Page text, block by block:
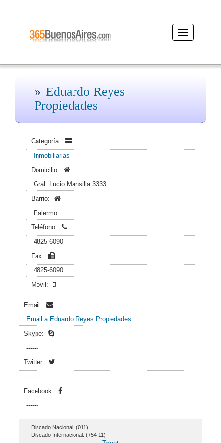
Desplegar
navegación
Eduardo Reyes
Propiedades
Categoría:
Inmobiliarias
Domicilio:
Gral. Lucio Mansilla 3333
Barrio:
Palermo
Teléfono:
4825-6090
Fax:
4825-6090
Movil:
Email:
Email a Eduardo Reyes Propiedades
Skype:
------
Twitter:
------
Facebook:
------
Discado Nacional: (011)
Discado Internacional: (+54 11)